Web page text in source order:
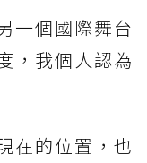
一個國際舞台
，我個人認為
在的位置，也